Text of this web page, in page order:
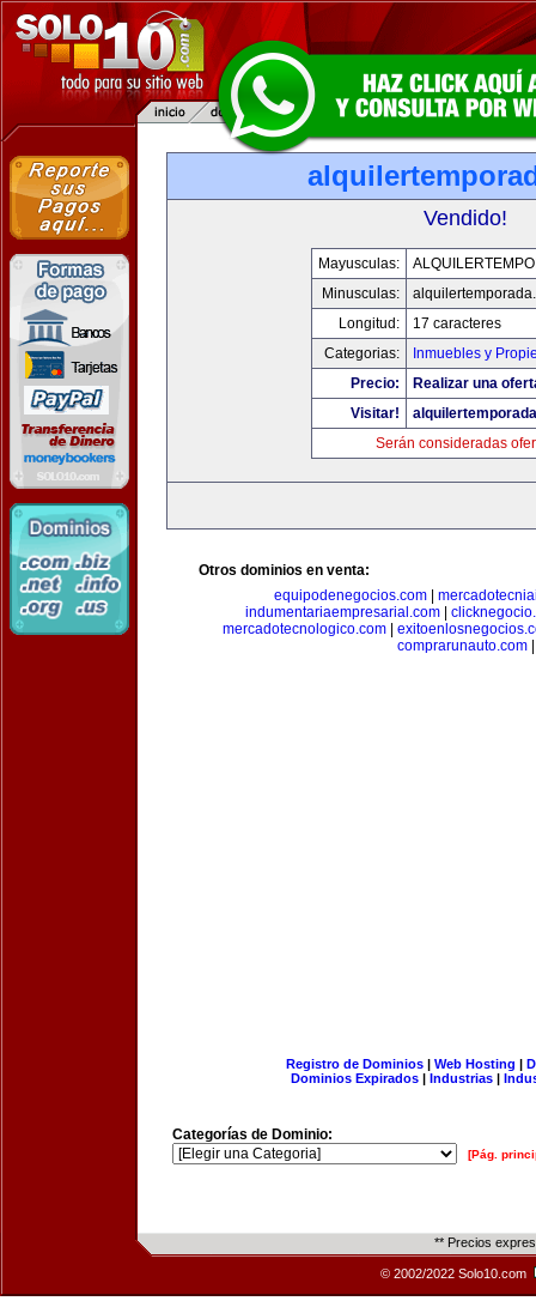
Vendido!
Mayusculas:
Minusculas:
Longitud:
17 caracteres
Categorias:
Inmuebles y
Precio:
Realizar una
Visitar!
Serán consideradas
Otros dominios en venta:
equipodenegocios.com|
indumentariaempresarial.com
mercadotecnologico.com
comprarunauto.com|
Registro de Dominios| Web Hosting |
Dominios Expirados | Industrias |
Categorías de Dominio:
[Pág.
** Precios
© 2002/2022 Solo10.com